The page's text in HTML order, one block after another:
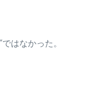
はなかった。